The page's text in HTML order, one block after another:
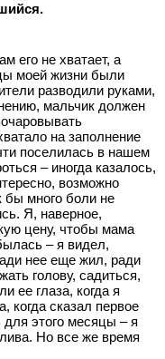
его не хватает, а
моей жизни были
разводили руками,
мальчик должен
на заполнение
поселилась в нашем
– иногда казалось,
возможно
бы много боли не
Я, наверное,
цену, чтобы мама
– я видел,
нее еще жил, ради
голову, садиться,
ее глаза, когда я
когда сказал первое
этого месяцы – я
Но все же время